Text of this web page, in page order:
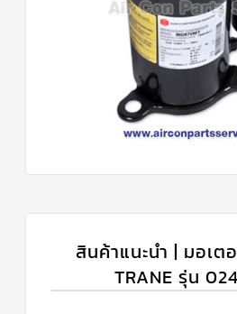
สินค้าแนะนำ | มอเ
TRANE รุ่น